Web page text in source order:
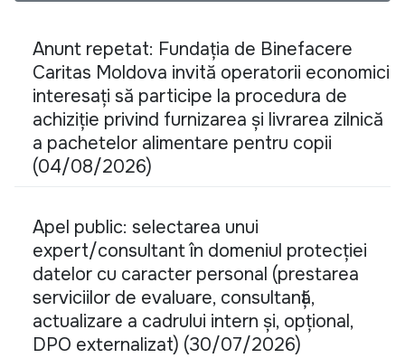
Anunt repetat: Fundația de Binefacere
Caritas Moldova invită operatorii economici
interesați să participe la procedura de
achiziție privind furnizarea și livrarea zilnică
a pachetelor alimentare pentru copii
(04/08/2026)
Apel public: selectarea unui
expert/consultant în domeniul protecției
datelor cu caracter personal (prestarea
serviciilor de evaluare, consultanță,
actualizare a cadrului intern și, opțional,
DPO externalizat) (30/07/2026)